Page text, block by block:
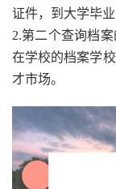
证件，到大学毕
2.第二个查询档
在学校的档案学
才市场。